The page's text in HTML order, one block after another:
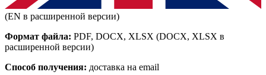
(EN в расширенной версии)
Формат файла: PDF, DOCX, XLSX (DOCX, XLSX в
расширенной версии)
Способ получения: доставка на email